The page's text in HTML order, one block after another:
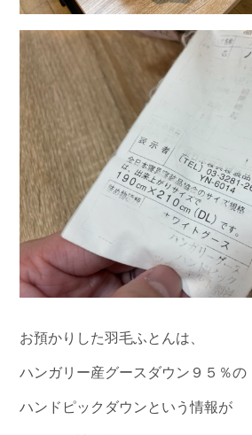
お預かりした羽毛ふとんは、
ハンガリー産グースダウン９５％の
ハンドピックダウンという情報が